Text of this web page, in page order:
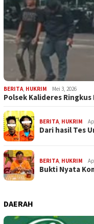
BERITA, HUKRIM Mei 3, 2026
Polsek Kalideres
BERITA, HUKRIM
Dari hasil Tes
BERITA, HUKRIM
Bukti Nyata
DAERAH